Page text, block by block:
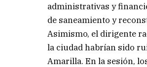
administrativas y
de saneamiento y
Asimismo, el dirigente
la ciudad habrían sido
Amarilla. En la sesión,